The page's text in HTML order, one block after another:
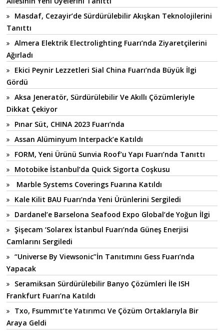
Masdaf, Cezayir’de Sürdürülebilir Akışkan Teknolojilerini
Tanıttı
Almera Elektrik Electrolighting Fuarı’nda Ziyaretçilerini
Ağırladı
Ekici Peynir Lezzetleri Sial China Fuarı’nda Büyük İlgi
Gördü
Aksa Jeneratör, Sürdürülebilir Ve Akıllı Çözümleriyle
Dikkat Çekiyor
Pınar Süt, CHINA 2023 Fuarı’nda
Assan Alüminyum Interpack’e Katıldı
FORM, Yeni Ürünü Sunvia Roof’u Yapı Fuarı’nda Tanıttı
Motobike İstanbul’da Quick Sigorta Coşkusu
Marble Systems Coverings Fuarına Katıldı
Kale Kilit BAU Fuarı’nda Yeni Ürünlerini Sergiledi
Dardanel’e Barselona Seafood Expo Global’de Yoğun İlgi
Şişecam ‘Solarex İstanbul Fuarı’nda Güneş Enerjisi
Camlarını Sergiledi
“Universe By Viewsonic”İn Tanıtımını Gess Fuarı’nda
Yapacak
Seramiksan Sürdürülebilir Banyo Çözümleri İle ISH
Frankfurt Fuarı’na Katıldı
Txo, Fsummıt’te Yatırımcı Ve Çözüm Ortaklarıyla Bir
Araya Geldi